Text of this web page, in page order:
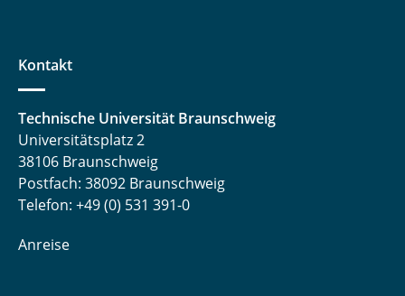
Kontakt
Technische Universität Braunschweig
Universitätsplatz 2
38106 Braunschweig
Postfach: 38092 Braunschweig
Telefon: +49 (0) 531 391-0
Anreise